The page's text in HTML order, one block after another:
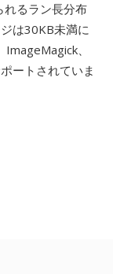
るラン長分布
は30KB未満に
ImageMagick、
ートされていま